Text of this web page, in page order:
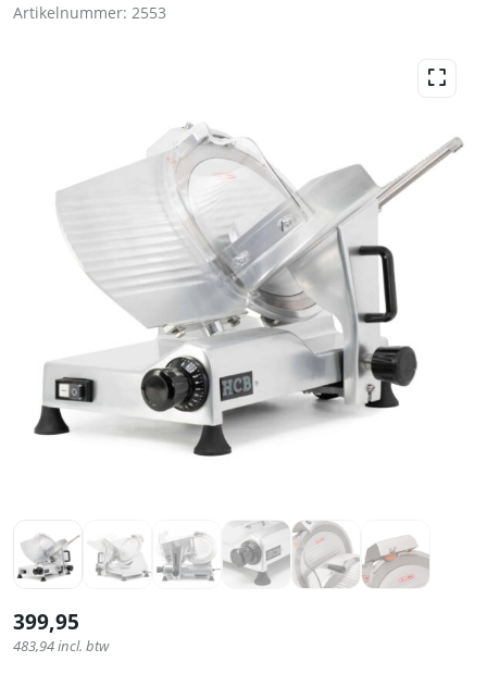
Artikelnummer: 2553
399,95
483,94incl. btw